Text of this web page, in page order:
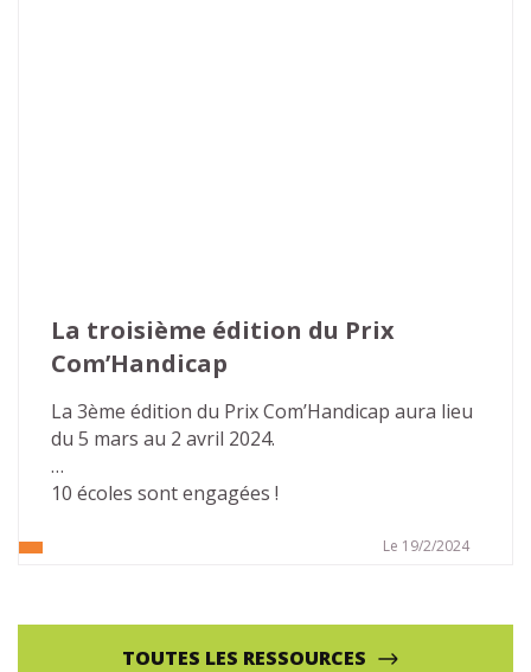
La troisième édition du Prix
Com’Handicap
La 3ème édition du Prix Com’Handicap aura lieu
du 5 mars au 2 avril 2024.
10 écoles sont engagées !
Le 19/2/2024
TOUTES LES RESSOURCES